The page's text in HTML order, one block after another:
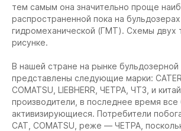
тем самым она значительно проще
распространенной пока на бульдозерах
гидромеханической (ГМТ). Схемы двух
рисунке.
В нашей стране на рынке бульдозерной
представлены следующие марки:
СОМАТSU, LIEBHERR, ЧЕТРА, ЧТЗ, и
производители, в последнее время все
активизирующиеся. Потребители
САТ, СОМАТSU, реже — ЧЕТРА,